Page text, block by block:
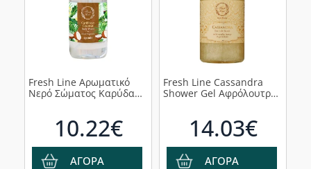
Fresh Line Αρωματικό
Νερό Σώματος Καρύδα
10.22€
ΑΓΟΡΑ
Fresh Line Cassandra
Shower Gel Αφρόλουτρο
14.03€
ΑΓΟΡΑ